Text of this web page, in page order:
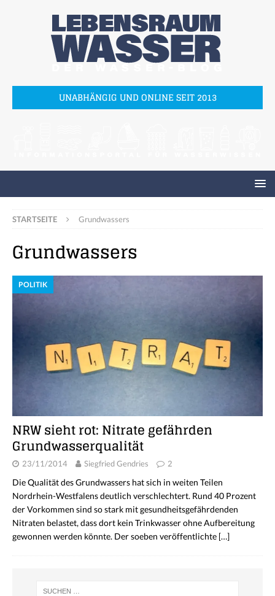
UNABHÄNGIG UND ONLINE SEIT 2013
STARTSEITE Grundwassers
Grundwassers
POLITIK
NRW sieht rot: Nitrate gefährden
Grundwasserqualität
23/11/2014 Siegfried Gendries 2
Die Qualität des Grundwassers hat sich in weiten Teilen
Nordrhein-Westfalens deutlich verschlechtert. Rund 40 Prozent
der Vorkommen sind so stark mit gesundheitsgefährdenden
Nitraten belastet, dass dort kein Trinkwasser ohne Aufbereitung
gewonnen werden könnte. Der soeben veröffentlichte […]